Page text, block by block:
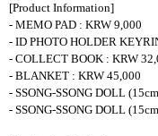
[Product Information]
- MEMO PAD : KRW 9,000
- ID PHOTO HOLDER
- COLLECT BOOK : KRW
- BLANKET : KRW 45,000
- SSONG-SSONG DOLL
- SSONG-SSONG DOLL